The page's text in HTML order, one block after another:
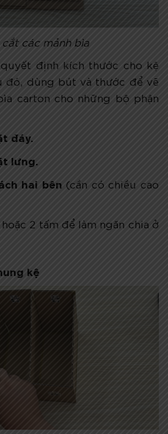
cắt các mảnh bìa
định kích thước cho kệ
đó, dùng bút và thước để vẽ
carton cho những bộ phận
đáy.
lưng.
hai bên (cần có chiều cao
hoặc 2 tấm để làm ngăn chia ở
kệ